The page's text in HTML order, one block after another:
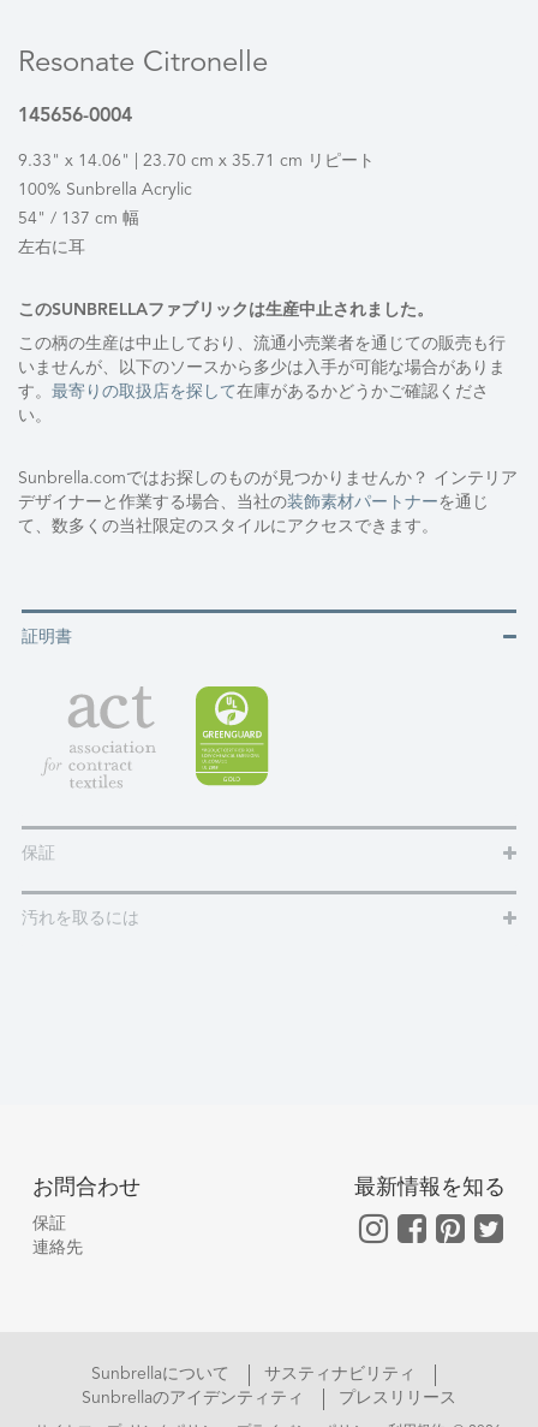
Resonate Citronelle
145656-0004
9.33" x 14.06" | 23.70 cm x 35.71 cm リピート
100% Sunbrella Acrylic
54" / 137 cm 幅
左右に耳
このSUNBRELLAファブリックは生産中止されました。
この柄の生産は中止しており、流通小売業者を通じての販売も行
いませんが、以下のソースから多少は入手が可能な場合がありま
す。 最寄りの取扱店を探して在庫があるかどうかご確認くださ
い。
Sunbrella.comではお探しのものが見つかりませんか？ インテリア
デザイナーと作業する場合、当社の装飾素材パートナーを通じ
て、数多くの当社限定のスタイルにアクセスできます。
証明書
保証
汚れを取るには
お問合わせ
保証
連絡先
最新情報を知る
Sunbrellaについて
サスティナビリティ
Sunbrellaのアイデンティティ
プレスリリース